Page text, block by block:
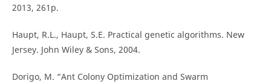
2013, 261p.
Haupt, R.L., Haupt, S.E. Practical genetic algorithms. New
Jersey. John Wiley & Sons, 2004.
Dorigo, M. “Ant Colony Optimization and Swarm